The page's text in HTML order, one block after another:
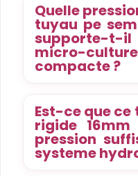
Quelle
tuyau pe
supporte-
micro-
compacte ?
Est-ce que ce
rigide
pression
systeme